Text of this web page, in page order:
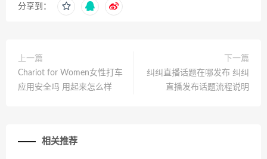
分享到：
上一篇
Chariot for Women女性打车
应用安全吗 用起来怎么样
下一篇
纠纠直播话题在哪发布 纠纠
直播发布话题流程说明
相关推荐